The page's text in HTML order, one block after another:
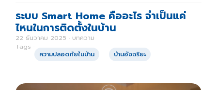
ระบบ Smart Home คืออะไร จำเป็นแค่
ไหนในการติดตั้งในบ้าน
22 ธันวาคม 2025 · บทความ
Tags ·
ความปลอดภัยในบ้าน
บ้านอัจฉริยะ